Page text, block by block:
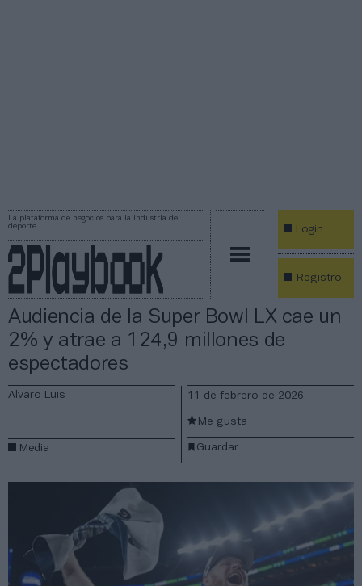
La plataforma de negocios para la industria del
deporte
Login
Registro
Audiencia de la Super Bowl LX cae un
2% y atrae a 124,9 millones de
espectadores
Alvaro Luis
Media
11 de febrero de 2026
Guardar
Me gusta